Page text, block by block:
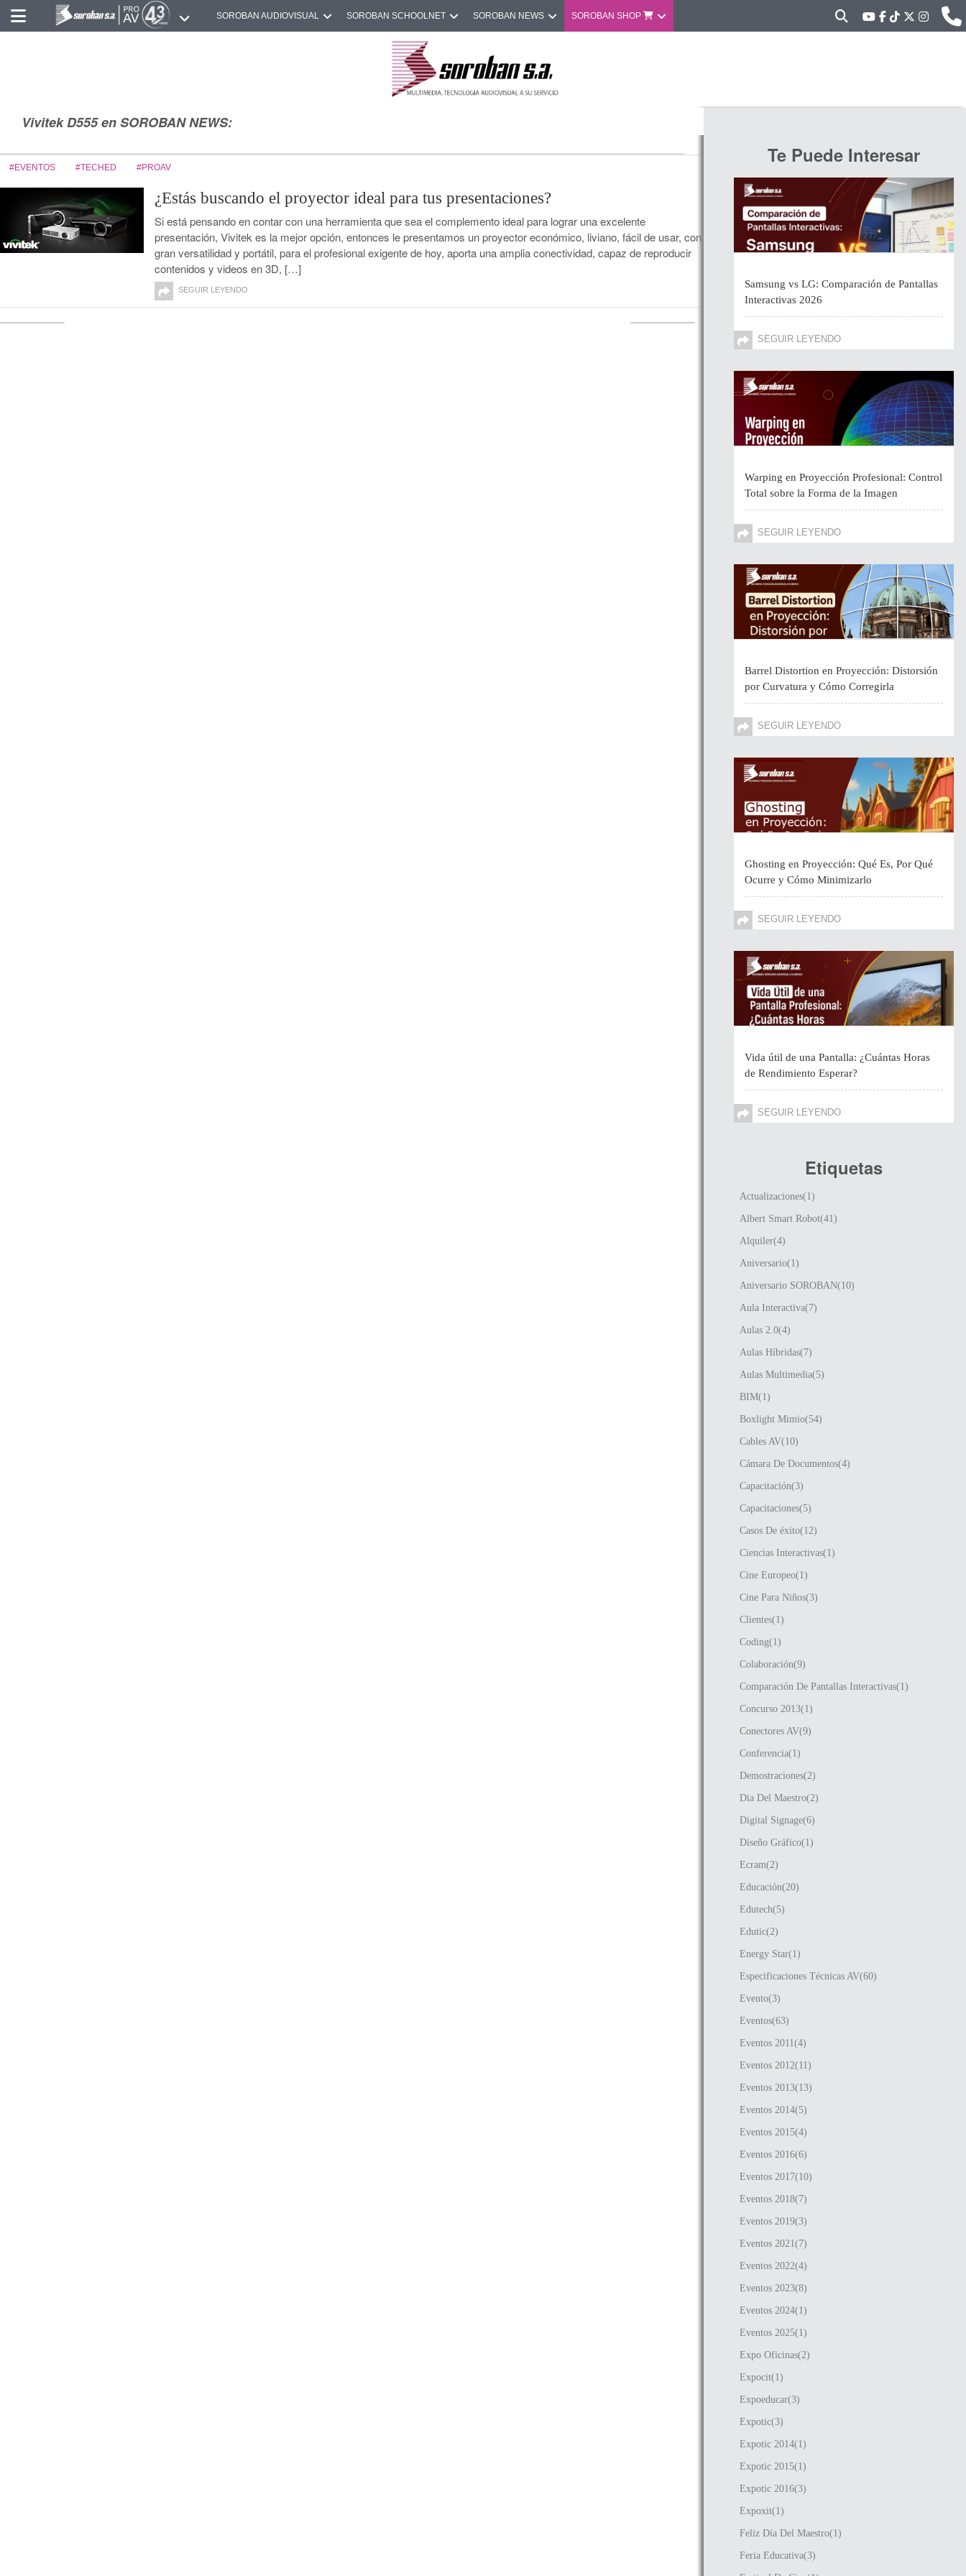
SOROBAN AUDIOVISUAL SOROBAN SCHOOLNET SOROBAN NEWS SOROBAN SHOP
Vivitek D555 en SOROBAN NEWS:
#EVENTOS #TECHED #PROAV
¿Estás buscando el proyector ideal para tus presentaciones?
Si está pensando en contar con una herramienta que sea el complemento ideal para lograr una excelente
presentación, Vivitek es la mejor opción, entonces le presentamos un proyector económico, liviano, fácil de usar, con
gran versatilidad y portátil, para el profesional exigente de hoy, aporta una amplia conectividad, capaz de reproducir
contenidos y videos en 3D, […]
SEGUIR LEYENDO
Te Puede Interesar
Samsung vs LG: Comparación de Pantallas
Interactivas 2026
SEGUIR LEYENDO
Warping en Proyección Profesional: Control
Total sobre la Forma de la Imagen
SEGUIR LEYENDO
Barrel Distortion en Proyección: Distorsión
por Curvatura y Cómo Corregirla
SEGUIR LEYENDO
Ghosting en Proyección: Qué Es, Por Qué
Ocurre y Cómo Minimizarlo
SEGUIR LEYENDO
Vida útil de una Pantalla: ¿Cuántas Horas
de Rendimiento Esperar?
SEGUIR LEYENDO
Etiquetas
Actualizaciones(1)
Albert Smart Robot(41)
Alquiler(4)
Aniversario(1)
Aniversario SOROBAN(10)
Aula Interactiva(7)
Aulas 2.0(4)
Aulas Híbridas(7)
Aulas Multimedia(5)
BIM(1)
Boxlight Mimio(54)
Cables AV(10)
Cámara De Documentos(4)
Capacitación(3)
Capacitaciones(5)
Casos De éxito(12)
Ciencias Interactivas(1)
Cine Europeo(1)
Cine Para Niños(3)
Clientes(1)
Coding(1)
Colaboración(9)
Comparación De Pantallas Interactivas(1)
Concurso 2013(1)
Conectores AV(9)
Conferencia(1)
Demostraciones(2)
Dia Del Maestro(2)
Digital Signage(6)
Diseño Gráfico(1)
Ecram(2)
Educación(20)
Edutech(5)
Edutic(2)
Energy Star(1)
Especificaciones Técnicas AV(60)
Evento(3)
Eventos(63)
Eventos 2011(4)
Eventos 2012(11)
Eventos 2013(13)
Eventos 2014(5)
Eventos 2015(4)
Eventos 2016(6)
Eventos 2017(10)
Eventos 2018(7)
Eventos 2019(3)
Eventos 2021(7)
Eventos 2022(4)
Eventos 2023(8)
Eventos 2024(1)
Eventos 2025(1)
Expo Oficinas(2)
Expocit(1)
Expoeducar(3)
Expotic(3)
Expotic 2014(1)
Expotic 2015(1)
Expotic 2016(3)
Expoxit(1)
Feliz Día Del Maestro(1)
Feria Educativa(3)